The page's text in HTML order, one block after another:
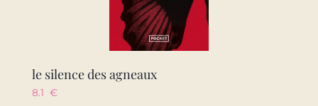
le silence des agneaux
8.1 €